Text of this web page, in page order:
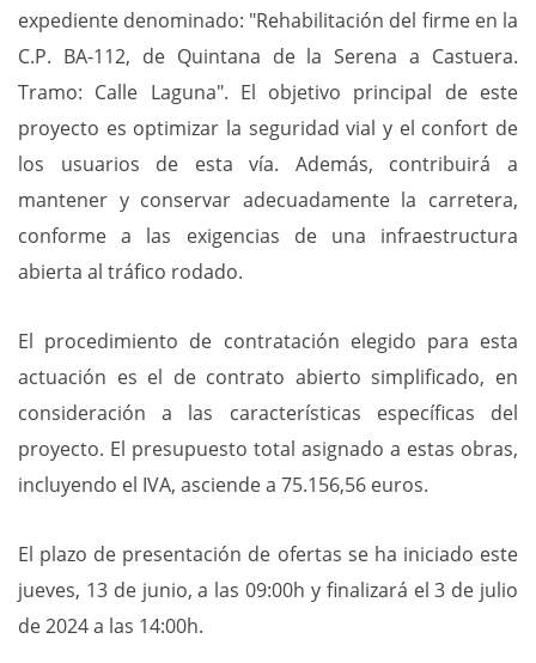
expediente denominado: "Rehabilitación del firme en la
C.P. BA-112, de Quintana de la Serena a Castuera.
Tramo: Calle Laguna". El objetivo principal de este
proyecto es optimizar la seguridad vial y el confort de
los usuarios de esta vía. Además, contribuirá a
mantener y conservar adecuadamente la carretera,
conforme a las exigencias de una infraestructura
abierta al tráfico rodado.
El procedimiento de contratación elegido para esta
actuación es el de contrato abierto simplificado, en
consideración a las características específicas del
proyecto. El presupuesto total asignado a estas obras,
incluyendo el IVA, asciende a 75.156,56 euros.
El plazo de presentación de ofertas se ha iniciado este
jueves, 13 de junio, a las 09:00h y finalizará el 3 de julio
de 2024 a las 14:00h.